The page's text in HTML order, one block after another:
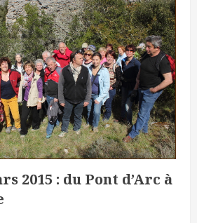
2015 : du Pont d’Arc à